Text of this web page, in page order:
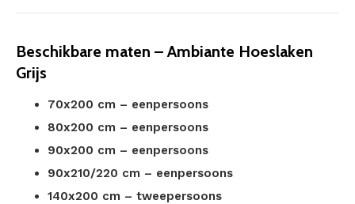
Beschikbare maten – Ambiante Hoeslaken
Grijs
70x200 cm – eenpersoons
80x200 cm – eenpersoons
90x200 cm – eenpersoons
90x210/220 cm – eenpersoons
140x200 cm – tweepersoons